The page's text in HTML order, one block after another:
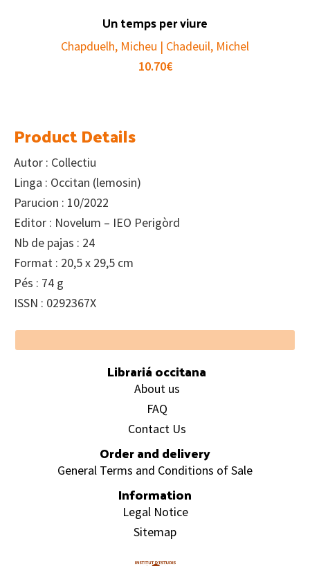
Un temps per viure
Chapduelh, Micheu | Chadeuil, Michel
10.70€
Product Details
Autor : Collectiu
Linga : Occitan (lemosin)
Parucion : 10/2022
Editor : Novelum – IEO Perigòrd
Nb de pajas : 24
Format : 20,5 x 29,5 cm
Pés : 74 g
ISSN : 0292367X
Footer
Librariá occitana
About us
FAQ
Contact Us
Order and delivery
General Terms and Conditions of Sale
Information
Legal Notice
Sitemap